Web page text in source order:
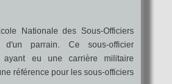
Nationale des Sous-Officiers
parrain. Ce sous-officier
ayant eu une carrière militaire
référence pour les sous-officiers